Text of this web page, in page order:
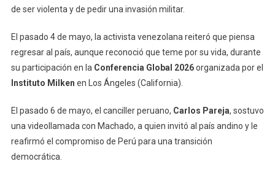
de ser violenta y de pedir una invasión militar.
El pasado 4 de mayo, la activista venezolana reiteró que piensa
regresar al país, aunque reconoció que teme por su vida, durante
su participación en la Conferencia Global 2026organizada por el
Instituto Milken en Los Ángeles (California).
El pasado 6 de mayo, el canciller peruano, Carlos Pareja, sostuvo
una videollamada con Machado, a quien invitó al país andino y le
reafirmó el compromiso de Perú para una transición
democrática.